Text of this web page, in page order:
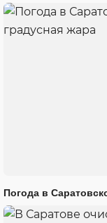
Погода в